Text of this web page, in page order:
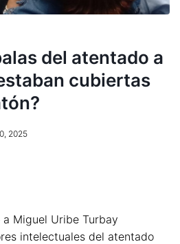
del atentado a
cubiertas
2025
Miguel Uribe Turbay
intelectuales del atentado